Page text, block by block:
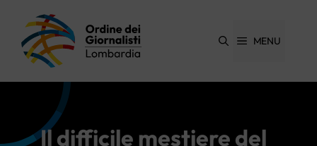
contenuto
MENU
Il difficile mestiere del